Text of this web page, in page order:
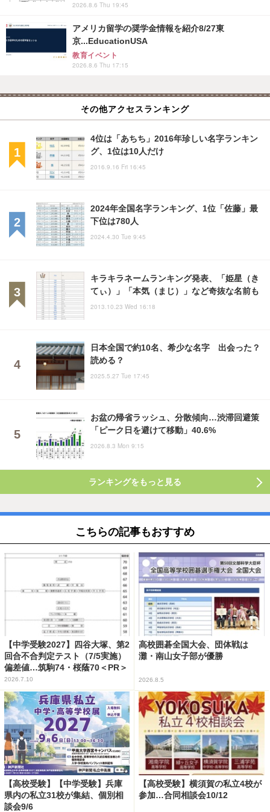
2026.8.6 Thu 19:45
アメリカ留学の奨学金情報を紹介8/27東
京...EducationUSA
教育イベント
2026.8.6 Thu 17:15
その他アクセスランキング
4位は「あちち」2016年珍しい名字ランキン
グ、1位は10人だけ
2016.9.16 Fri 16:45
2024年全国名字ランキング、1位「佐藤」最
下位は780人
2024.4.30 Tue 9:45
キラキラネームランキング発表、「姫星（き
てぃ）」「本気（まじ）」など奇抜な名前も
2013.10.23 Wed 16:18
日本全国で約10名、希少な名字 出会った？
読める？
2025.5.27 Tue 17:45
お盆の帰省ラッシュ、分散傾向…渋滞回避策
「ピーク日を避けて移動」40.6%
2026.8.3 Mon 9:15
ランキングをもっと見る
こちらの記事もおすすめ
【中学受験2027】四谷大塚、第2
回合不合判定テスト（7/5実施）
偏差値…筑駒74・桜蔭70＜PR＞
2026.7.10
高校囲碁全国大会、団体戦は
灘・南山女子部が優勝
2026.8.5
【高校受験】【中学受験】兵庫
県内の私立31校が集結、個別相
談会9/6
【高校受験】横須賀の私立4校が
参加…合同相談会10/12